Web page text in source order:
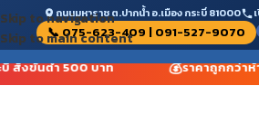
Skip to navigation
Skip to main content
ถนนมหาราช ต.ปากน้ำ อ.เมือง กระบี่ 81000
📞 075-623-409 | 091-527-9070
บี่ สั่งขั้นต่ำ 500 บาท 💰ราคาถูกกว่าห้